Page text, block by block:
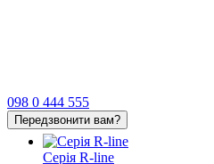
098 0 444 555
Передзвонити вам?
Серія R-line